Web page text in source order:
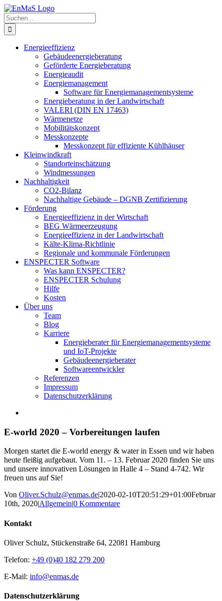
Zum
Inhalt
springen
Suche
nach:
Energieeffizienz
Gebäudeenergieberatung
Geförderte Energieberatung
Energieaudit
Energiemanagement
Software für Energiemanagementsysteme
Energieberatung in der Landwirtschaft
VALERI (DIN EN 17463)
Wärmenetze
Mobilitätskonzept
Messkonzepte
Messkonzept für effiziente Kühlhäuser
Kleinwindkraft
Standorteinschätzung
Windmessungen
Nachhaltigkeit
CO2-Bilanz
Nachhaltige Gebäude – DGNB Zertifizierung
Förderung
Energieeffizienz in der Wirtschaft
BEG Wärmeerzeugung
Energieeffizienz in der Landwirtschaft
Kälte-Klima-Richtlinie
Regionale und kommunale Förderungen
ENSPECTER Software
Was kann ENSPECTER?
ENSPECTER Schulung
Hilfe
Kosten
Über uns
Team
Blog
Karriere
Energieberater für Energiemanagementsysteme
und IoT-Projekte
Gebäudeenergieberater
Softwareentwickler
Referenzen
Impressum
Datenschutzerklärung
Bild
E-world 2020 – Vorbereitungen laufen
Morgen startet die E-world energy & water in Essen und wir haben
heute fleißig aufgebaut. Vom 11. – 13. Februar 2020 finden Sie uns
und unsere innovativen Lösungen in Halle 4 – Stand 4-742. Wir
freuen uns auf Sie!
Von Oliver.Schulz@enmas.de|2020-02-10T20:51:29+01:00Februar
10th, 2020|Allgemein|0 Kommentare
Kontakt
Oliver Schulz, Stückenstraße 64, 22081 Hamburg
Telefon: +49 (0)40 182 279 200
E-Mail: info@enmas.de
Datenschutzerklärung